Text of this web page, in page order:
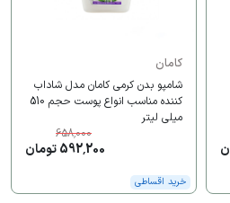
کامان
شامپو بدن کرمی کامان مدل شاداب
کننده مناسب انواع پوست حجم 510
میلی لیتر
658,000
592,200 تومان
خرید اقساطی